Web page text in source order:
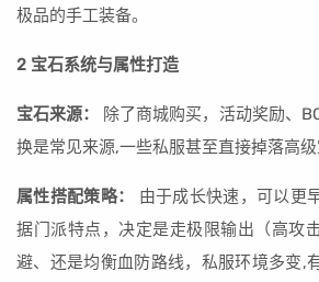
极品的手工装备。
2 宝石系统与属性打造
宝石来源：
除了商城购买，活动奖励、
换是常见来源,一些私服甚至直接掉落高级
属性搭配策略：
由于成长快速，可以更
据门派特点，决定是走极限输出（高攻
避、还是均衡血防路线，私服环境多变,